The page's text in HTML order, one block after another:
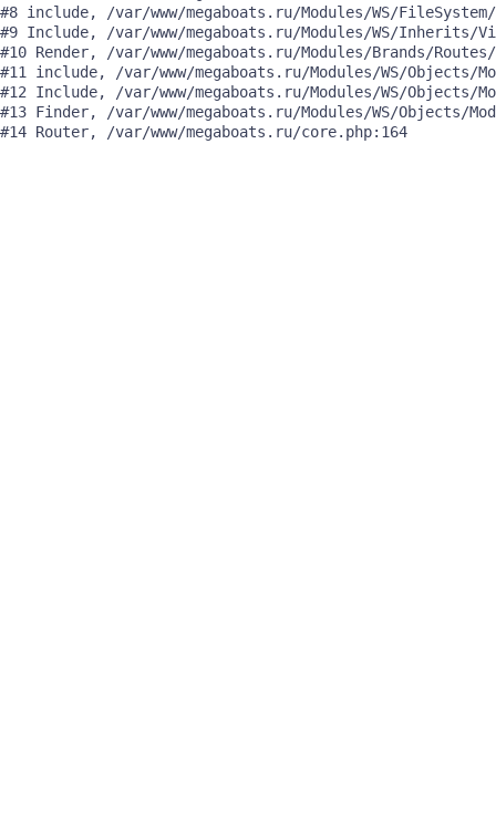
#8 include, /var/www/megaboats.ru/Modules/WS/
#9 Include, /var/www/megaboats.ru/Modules/WS/Inherits/
#10 Render, /var/www/megaboats.ru/Modules/Brands/
#11 include, /var/www/megaboats.ru/Modules/WS/Objects/
#12 Include, /var/www/megaboats.ru/Modules/WS/Objects/
#13 Finder, /var/www/megaboats.ru/Modules/WS/Objects/